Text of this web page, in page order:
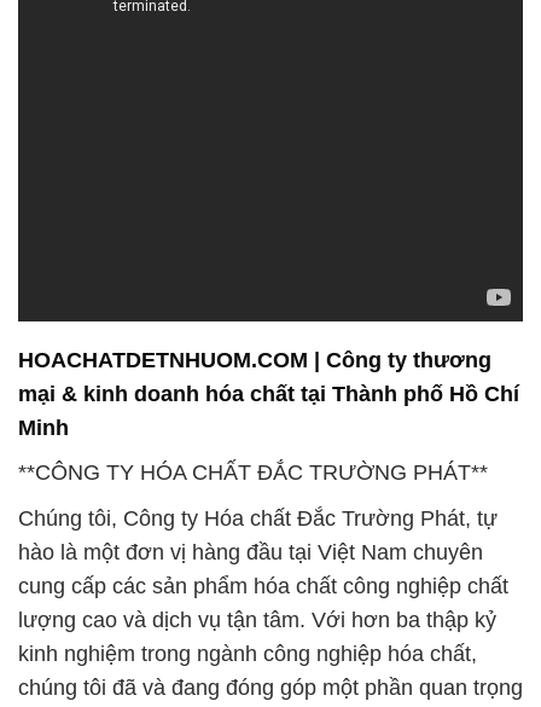
HOACHATDETNHUOM.COM | Công ty thương
mại & kinh doanh hóa chất tại Thành phố Hồ Chí
Minh
**CÔNG TY HÓA CHẤT ĐẮC TRƯỜNG PHÁT**
Chúng tôi, Công ty Hóa chất Đắc Trường Phát, tự
hào là một đơn vị hàng đầu tại Việt Nam chuyên
cung cấp các sản phẩm hóa chất công nghiệp chất
lượng cao và dịch vụ tận tâm. Với hơn ba thập kỷ
kinh nghiệm trong ngành công nghiệp hóa chất,
chúng tôi đã và đang đóng góp một phần quan trọng